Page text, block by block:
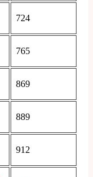
724
765
869
889
912